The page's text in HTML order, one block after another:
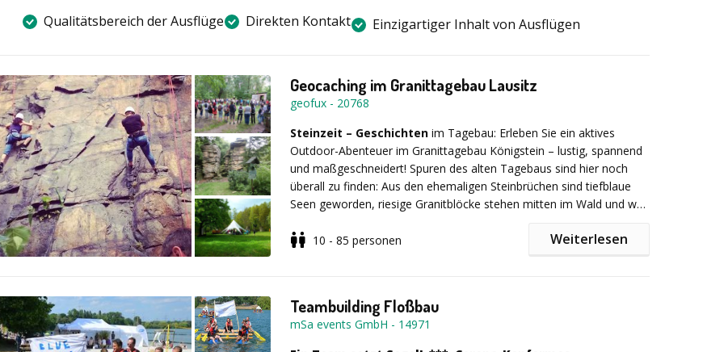
Qualitätsbereich der Ausflüge Direkten Kontakt Einzigartiger Inhalt von Ausflügen
Geocaching im Granittagebau Lausitz
geofux - 20768
Steinzeit – Geschichten im Tagebau: Erleben Sie ein aktives
Outdoor-Abenteuer im Granittagebau Königstein – lustig, spannend
und maßgeschneidert! Spuren des alten Tagebaus sind hier noch
überall zu finden: Aus den ehemaligen Steinbrüchen sind tiefblaue
Seen geworden, riesige Granitblöcke stehen mitten im Wald und wer
Schießpulver für den Sprengstoff. Dabei stoßen Sie auf alte
bilden!
Freizeitaktivität, Incentive-Veranstaltung oder Outdoor-Trainingstag.
Es können verschiedene interaktive Übungen und Gruppenspiele
integriert werden, darunter Klettern und Abseilen.
10 - 85 personen Weiterlesen
Teambuilding Floßbau
mSa events GmbH - 14971